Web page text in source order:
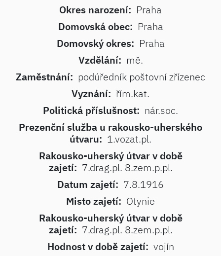
Okres narození: Praha
Domovská obec: Praha
Domovský okres: Praha
Vzdělání: mě.
Zaměstnání: podúředník poštovní zřízenec
Vyznání: řím.kat.
Politická příslušnost: nár.soc.
Prezenční služba u rakousko-uherského
útvaru: 1.vozat.pl.
Rakousko-uherský útvar v době
zajetí: 7.drag.pl. 8.zem.p.pl.
Datum zajetí: 7.8.1916
Misto zajetí: Otynie
Rakousko-uherský útvar v době
zajetí: 7.drag.pl. 8.zem.p.pl.
Hodnost v době zajetí: vojín